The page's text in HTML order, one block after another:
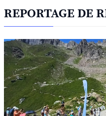
REPORTAGE DE